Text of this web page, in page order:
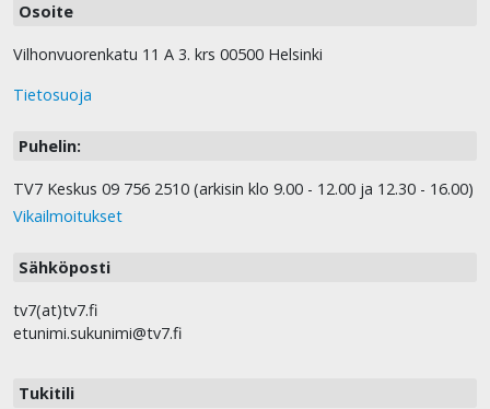
Osoite
Vilhonvuorenkatu 11 A 3. krs 00500 Helsinki
Tietosuoja
Puhelin:
TV7 Keskus 09 756 2510 (arkisin klo 9.00 - 12.00 ja 12.30 - 16.00)
Vikailmoitukset
Sähköposti
tv7(at)tv7.fi
etunimi.sukunimi@tv7.fi
Tukitili